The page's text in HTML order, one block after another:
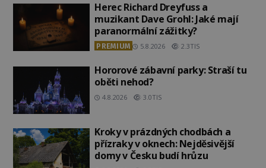
Herec Richard Dreyfuss a
muzikant Dave Grohl: Jaké mají
paranormální zážitky?
PREMIUM 5.8.2026 2.3TIS
Hororové zábavní parky: Straší tu
oběti nehod?
4.8.2026 3.0TIS
Kroky v prázdných chodbách a
přízraky v oknech: Nejděsivější
domy v Česku budí hrůzu